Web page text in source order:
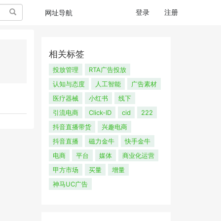
搜索 网址导航 登录 注册
相关标签
投放管理
RTA广告投放
认知与态度
人工智能
广告素材
医疗器械
小红书
线下
引流电商
Click-ID cid
222
抖音直播带货
兴趣电商
抖音直播
磁力金牛
快手金牛
电商
平台 媒体
商业化运营
甲方市场
买量
增量
神马UC广告